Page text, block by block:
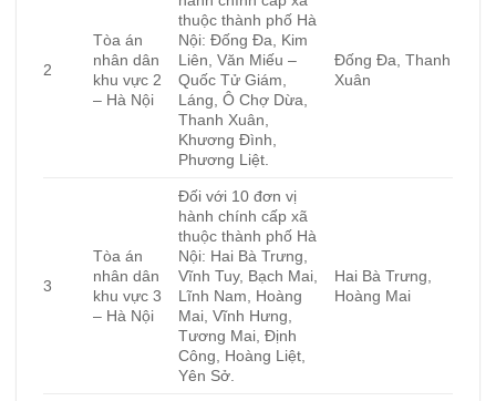
2
Tòa án
nhân dân
khu vực 2
– Hà Nội
thuộc thành phố Hà
Nội: Đống Đa, Kim
Liên, Văn Miếu –
Quốc Tử Giám,
Láng, Ô Chợ Dừa,
Thanh Xuân,
Khương Đình,
Phương Liệt.
Đống Đa, Thanh
Xuân
3
Tòa án
nhân dân
khu vực 3
– Hà Nội
Đối với 10 đơn vị
hành chính cấp xã
thuộc thành phố Hà
Nội: Hai Bà Trưng,
Vĩnh Tuy, Bạch Mai,
Lĩnh Nam, Hoàng
Mai, Vĩnh Hưng,
Tương Mai, Định
Công, Hoàng Liệt,
Yên Sở.
Hai Bà Trưng,
Hoàng Mai